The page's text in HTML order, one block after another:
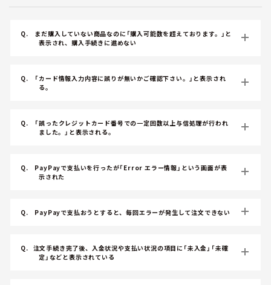
Q.
まだ購入していない商品なのに「購入可能数を超えております。」と
表示され、購入手続きに進めない
Q.
「カード情報入力内容に誤りが無いかご確認下さい。」と表示され
る。
Q.
「誤ったクレジットカード番号での一定回数以上与信処理が行われ
ました。」と表示される。
Q.
PayPayで支払いを行ったが「Error エラー情報」という画面が表
示された
Q. PayPayで支払おうとすると、毎回エラーが発生して注文できない
Q. 注文手続き完了後、入金状況や支払い状況の項目に「未入金」「未確
定」などと表示されている